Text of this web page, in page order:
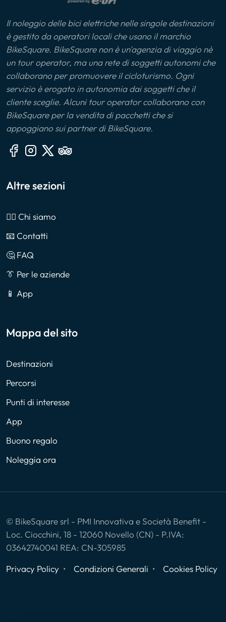
Il noleggio delle bici elettriche nelle singole destinazioni
è gestito da operatori locali che usano il marchio
BikeSquare. BikeSquare non è un'agenzia di viaggio nè
un tour operator, ma una rete di soggetti autonomi che
collaborano per promuovere il cicloturismo. Ogni
servizio è erogato in autonomia dai soggetti che il
cliente sceglie. Alcuni tour operator collaborano con
BikeSquare per la vendita di pacchetti che si
appoggiano sui partner di BikeSquare.
Altre sezioni
🙎‍♂️ Chi siamo
📧 Contatti
🤔 FAQ
👔 Per le aziende
📱 App
Mappa del sito
Destinazioni
Percorsi
Punti di interesse
App
Buono regalo
Noleggia ora
© BikeSquare srl - PMI Innovativa e Società Benefit -
Loc. Ciocchini, 18 - 12060 Novello (CN) - P.IVA:
03642740041 REA: CN-305985
Privacy Policy
Condizioni Generali Cookies Policy